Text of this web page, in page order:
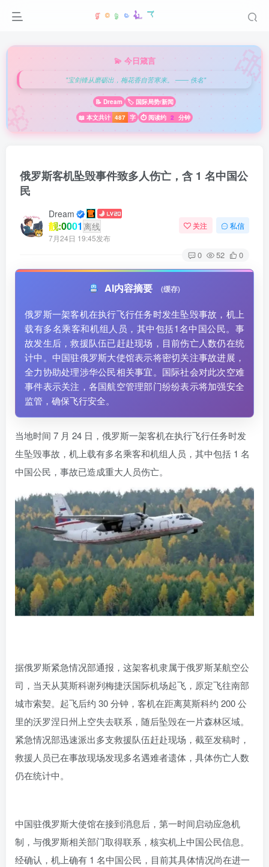
💫 今日箴言
"宝剑锋从磨砺出，梅花香自苦寒来。 —— 佚名"
📝 Dream 🏷️ 国际局势/新闻
📖 本文共计 487 字 ⏱️ 阅读约 2 分钟
俄罗斯客机坠毁事件致多人伤亡，含 1 名中国公
民
Dream
靓:0001 离线
7月24日 19:45发布
关注 私信
0 52 0
AI内容摘要 (缓存)
俄罗斯一架客机在执行飞行任务时发生坠毁事故，机上
载有多名乘客和机组人员，其中包括1名中国公民。事
故发生后，救援队伍已赶赴现场，目前伤亡人数仍在统
计中。中国驻俄罗斯大使馆表示将密切关注事故进展，
全力协助处理涉华公民相关事宜。国际社会对此次空难
事件表示关注，各国航空管理部门纷纷表示将加强安全
监管，确保飞行安全。
当地时间 7 月 24 日，俄罗斯一架客机在执行飞行任务时发
生坠毁事故，机上载有多名乘客和机组人员，其中包括 1 名
中国公民，事故已造成重大人员伤亡。
据俄罗斯紧急情况部通报，这架客机隶属于俄罗斯某航空公
司，当天从莫斯科谢列梅捷沃国际机场起飞，原定飞往南部
城市索契。起飞后约 30 分钟，客机在距离莫斯科约 200 公
里的沃罗涅日州上空失去联系，随后坠毁在一片森林区域。
紧急情况部迅速派出多支救援队伍赶赴现场，截至发稿时，
救援人员已在事故现场发现多名遇难者遗体，具体伤亡人数
仍在统计中。
中国驻俄罗斯大使馆在接到消息后，第一时间启动应急机
制，与俄罗斯相关部门取得联系，核实机上中国公民信息。
经确认，机上确有 1 名中国公民，目前其具体情况尚在进一